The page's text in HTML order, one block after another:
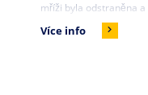
mříži byla odstraněna
Více info